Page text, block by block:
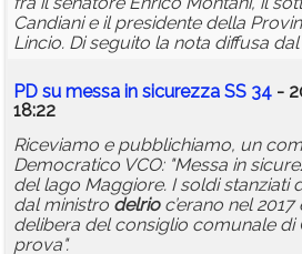
Candiani e il presidente della
Lincio. Di seguito la nota diffusa
PD su messa in sicurezza SS 34 -
18:22
Riceviamo e pubblichiamo, un
Democratico VCO: "Messa in
del lago Maggiore. I soldi stanziati
dal ministro delrioc’erano nel 2017
delibera del consiglio comunale di
prova".